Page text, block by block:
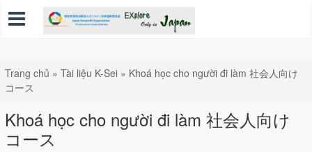
Trang chủ » Tài liệu K-Sei » Khoá học cho người đi làm 社会人向け
コース
Khoá học cho người đi làm 社会人向け
コース